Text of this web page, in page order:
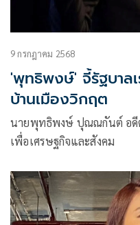
9 กรกฎาคม 2568
'พุทธิพงษ์' จี้รัฐบาล
บ้านเมืองวิกฤต
นายพุทธิพงษ์ ปุณณกันต์ อดีต
เพื่อเศรษฐกิจและสังคม